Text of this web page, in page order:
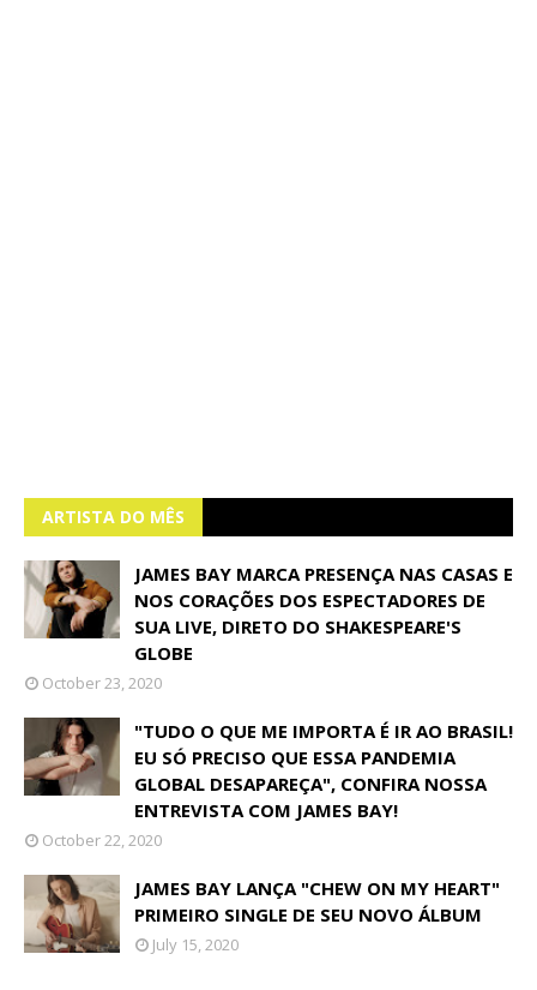
ARTISTA DO MÊS
JAMES BAY MARCA PRESENÇA NAS CASAS E
NOS CORAÇÕES DOS ESPECTADORES DE
SUA LIVE, DIRETO DO SHAKESPEARE'S
GLOBE
October 23, 2020
"TUDO O QUE ME IMPORTA É IR AO BRASIL!
EU SÓ PRECISO QUE ESSA PANDEMIA
GLOBAL DESAPAREÇA", CONFIRA NOSSA
ENTREVISTA COM JAMES BAY!
October 22, 2020
JAMES BAY LANÇA "CHEW ON MY HEART"
PRIMEIRO SINGLE DE SEU NOVO ÁLBUM
July 15, 2020